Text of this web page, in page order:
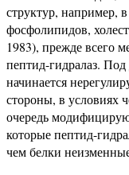
структур, например,
фосфолипидов,
1983), прежде всего
пептид-гидралаз.
начинается
стороны, в условиях
очередь
которые пептид-
чем белки